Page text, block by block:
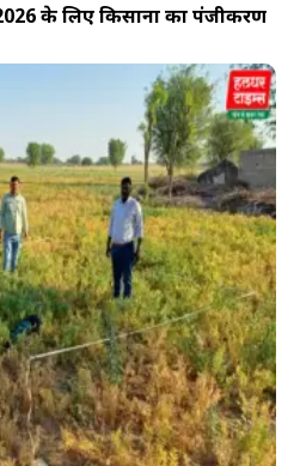
2026 के लिए किसानों का पंजीकरण